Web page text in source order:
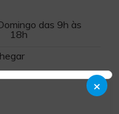
das 9h às
18h
×